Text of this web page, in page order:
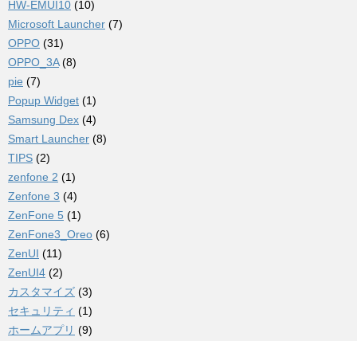
HW-EMUI10 (10)
Microsoft Launcher (7)
OPPO (31)
OPPO_3A(8)
pie (7)
Popup Widget (1)
Samsung Dex (4)
Smart Launcher (8)
TIPS (2)
zenfone 2 (1)
Zenfone 3 (4)
ZenFone 5 (1)
ZenFone3_Oreo (6)
ZenUI (11)
ZenUI4 (2)
カスタマイズ (3)
セキュリティ (1)
ホームアプリ (9)